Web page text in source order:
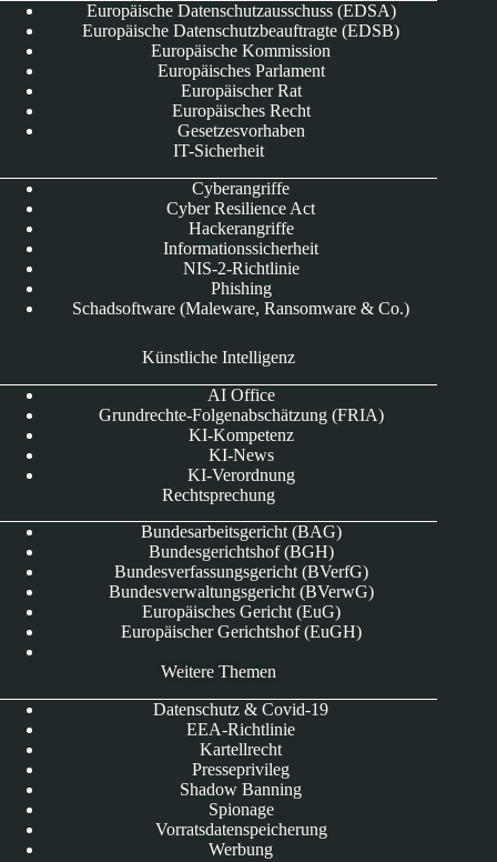
Europäische Datenschutzausschuss (EDSA)
Europäische Datenschutzbeauftragte (EDSB)
Europäische Kommission
Europäisches Parlament
Europäischer Rat
Europäisches Recht
Gesetzesvorhaben
IT-Sicherheit
Cyberangriffe
Cyber Resilience Act
Hackerangriffe
Informationssicherheit
NIS-2-Richtlinie
Phishing
Schadsoftware (Maleware, Ransomware & Co.)
Künstliche Intelligenz
AI Office
Grundrechte-Folgenabschätzung (FRIA)
KI-Kompetenz
KI-News
KI-Verordnung
Rechtsprechung
Bundesarbeitsgericht (BAG)
Bundesgerichtshof (BGH)
Bundesverfassungsgericht (BVerfG)
Bundesverwaltungsgericht (BVerwG)
Europäisches Gericht (EuG)
Europäischer Gerichtshof (EuGH)
Weitere Themen
Datenschutz & Covid-19
EEA-Richtlinie
Kartellrecht
Presseprivileg
Shadow Banning
Spionage
Vorratsdatenspeicherung
Werbung